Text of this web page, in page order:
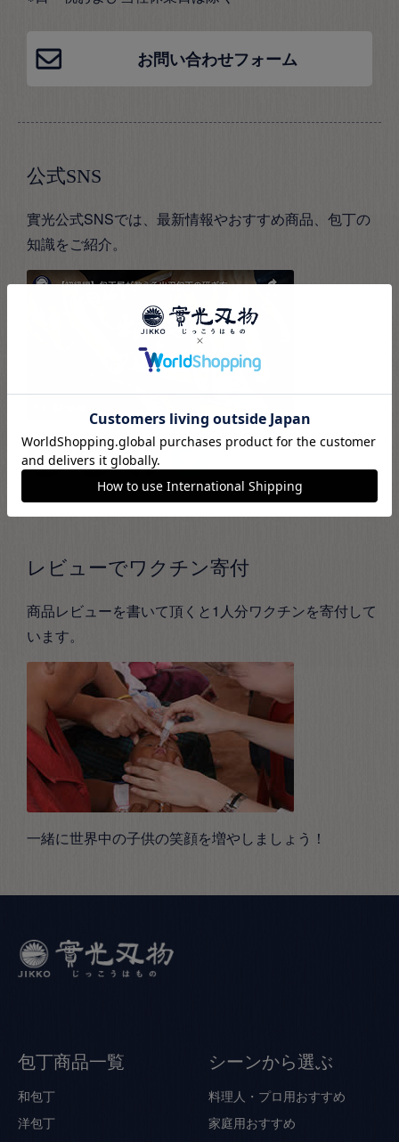
お問い合わせフォーム
公式SNS
實光公式SNSでは、最新情報やおすすめ商品、包丁の
知識をご紹介。
レビューでワクチン寄付
商品レビューを書いて頂くと1人分ワクチンを寄付して
います。
一緒に世界中の子供の笑顔を増やしましょう！
包丁商品一覧
和包丁
洋包丁
シーンから選ぶ
料理人・プロ用おすすめ
家庭用おすすめ